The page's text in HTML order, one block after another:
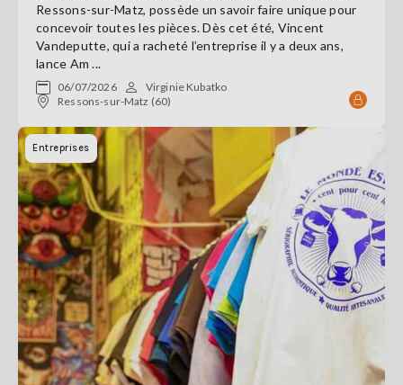
Ressons-sur-Matz, possède un savoir faire unique pour
concevoir toutes les pièces. Dès cet été, Vincent
Vandeputte, qui a racheté l’entreprise il y a deux ans,
lance Am ...
06/07/2026
Virginie Kubatko
Ressons-sur-Matz (60)
Entreprises